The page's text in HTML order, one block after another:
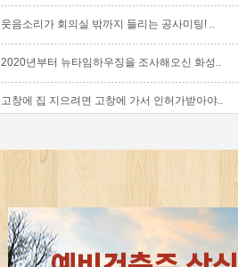
웃음소리가 회의실 밖까지 들리는 공사미팅! ..
2020년부터 뉴타임하우징을 조사해오신 화성..
고창에 집 지으려면 고창에 가서 인허가받아야..